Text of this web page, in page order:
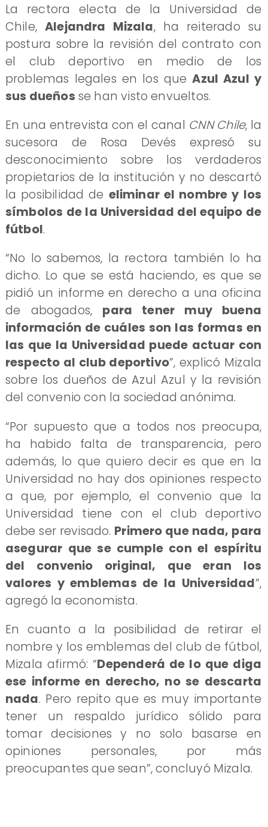
La rectora electa de la Universidad de
Chile, Alejandra Mizala, ha reiterado su
postura sobre la revisión del contrato con
el club deportivo en medio de los
problemas legales en los queAzul Azul y
sus dueños se han visto envueltos.
En una entrevista con el canal CNN Chile, la
sucesora de Rosa Devés expresó su
desconocimiento sobre los verdaderos
propietarios de la institución y no descartó
la posibilidad de eliminar el nombre y los
símbolos de la Universidad del equipo de
fútbol.
“No lo sabemos, la rectora también lo ha
dicho. Lo que se está haciendo, es que se
pidió un informe en derecho a una oficina
de abogados, para tener muy buena
información de cuáles son las formas en
las que la Universidad puede actuar con
respecto al club deportivo”, explicó Mizala
sobre los dueños de Azul Azul y la revisión
del convenio con la sociedad anónima.
“Por supuesto que a todos nos preocupa,
ha habido falta de transparencia, pero
además, lo que quiero decir es que en la
Universidad no hay dos opiniones respecto
a que, por ejemplo, el convenio que la
Universidad tiene con el club deportivo
debe ser revisado. Primero que nada, para
asegurar que se cumple con el espíritu
del convenio original, que eran los
valores y emblemas de la Universidad”,
agregó la economista.
En cuanto a la posibilidad de retirar el
nombre y los emblemas del club de fútbol,
Mizala afirmó: “Dependerá de lo que diga
ese informe en derecho, no se descarta
nada. Pero repito que es muy importante
tener un respaldo jurídico sólido para
tomar decisiones y no solo basarse en
opiniones personales, por más
preocupantes que sean”, concluyó Mizala.